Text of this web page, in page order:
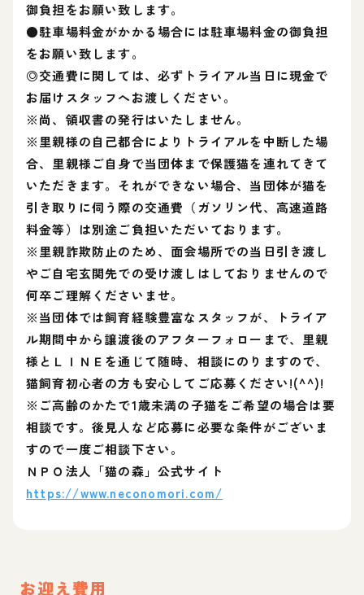
御負担をお願い致します。
●駐車場料金がかかる場合には駐車場料金の御負担
をお願い致します。
◎交通費に関しては、必ずトライアル当日に現金で
お届けスタッフへお渡しください。
※尚、領収書の発行はいたしません。
※里親様の自己都合によりトライアルを中断した場
合、里親様ご自身で当団体まで保護猫を連れてきて
いただきます。それができない場合、当団体が猫を
引き取りに伺う際の交通費（ガソリン代、高速道路
料金等）は別途ご負担いただいております。
※里親詐欺防止のため、面会場所での当日引き渡し
やご自宅玄関先での受け渡しはしておりませんので
何卒ご理解くださいませ。
※当団体では飼育経験豊富なスタッフが、トライア
ル期間中から譲渡後のアフターフォローまで、里親
様とＬＩＮＥを通じて随時、相談にのりますので、
猫飼育初心者の方も安心してご応募ください!(^^)!
※ご高齢のかたで1歳未満の子猫をご希望の場合は要
相談です。後見人など応募に必要な条件がございま
すので一度ご相談下さい。
ＮＰＯ法人「猫の森」公式サイト
https://www.neconomori.com/
お迎え費用